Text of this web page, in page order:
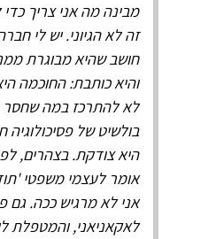
מבינה מה אני צריך
זה לא הגיוני. יש לי
חושב שהיא מבוגרת
והיא כותבת: החוכמה
לא להתרכז במה שחסר
בולשיט של פסיכולוגיה
היא צודקת. בצהרים,
אומר לעצמי משפטי
אני לא מרגיש ככה. גם
לאקאניאני, והמטפלת